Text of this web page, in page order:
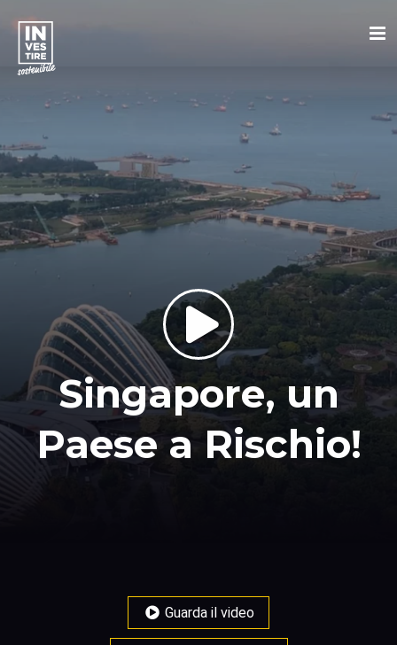
Singapore, un
Paese a Rischio!
Guarda il video